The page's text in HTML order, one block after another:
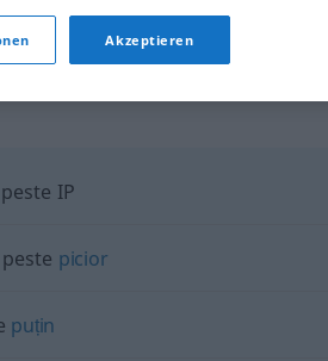
tot
peste IP
peste picior
puțin
Akzeptieren